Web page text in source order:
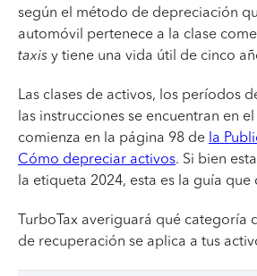
según el método de depreciación
automóvil pertenece a la clase
taxis y tiene una vida útil de cinco
Las clases de activos, los períodos
las instrucciones se encuentran en
comienza en la página 98 de la
Cómo depreciar activos. Si bien
la etiqueta 2024, esta es la guía que
TurboTax averiguará qué categoría
de recuperación se aplica a tus